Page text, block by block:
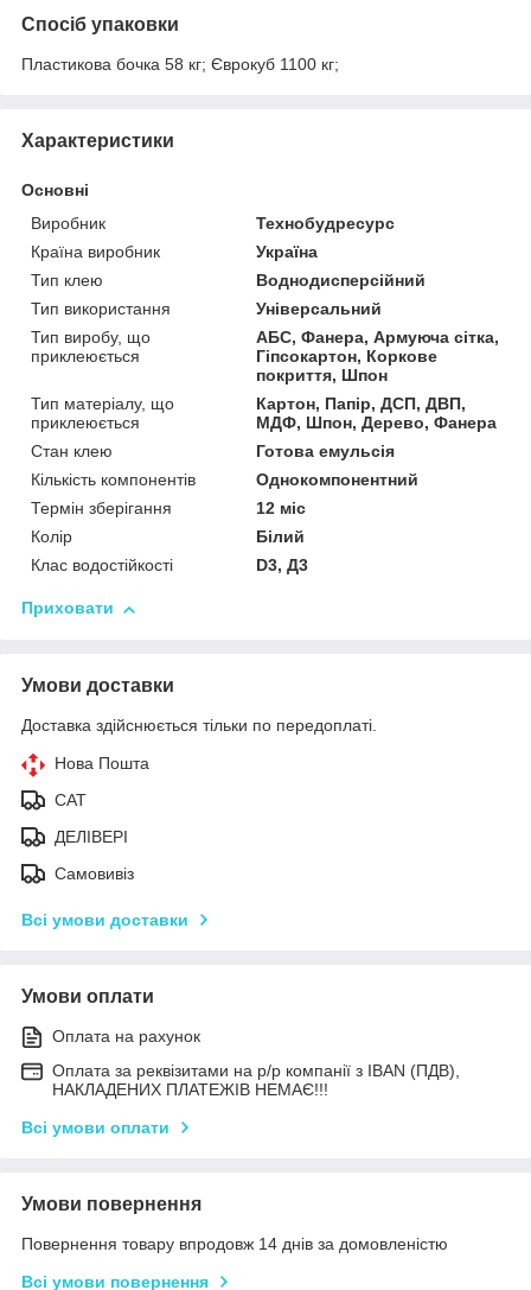
Спосіб упаковки
Пластикова бочка 58 кг; Єврокуб 1100 кг;
Характеристики
Основні
Виробник
Технобудресурс
Країна виробник
Україна
Тип клею
Воднодисперсійний
Тип використання
Універсальний
Тип виробу, що
приклеюється
АБС, Фанера, Армуюча сітка,
Гіпсокартон, Коркове
покриття, Шпон
Тип матеріалу, що
приклеюється
Картон, Папір, ДСП, ДВП,
МДФ, Шпон, Дерево, Фанера
Стан клею
Готова емульсія
Кількість компонентів
Однокомпонентний
Термін зберігання
12 міс
Колір
Білий
Клас водостійкості
D3, Д3
Приховати
Умови доставки
Доставка здійснюється тільки по передоплаті.
Нова Пошта
САТ
ДЕЛІВЕРІ
Самовивіз
Всі умови доставки
Умови оплати
Оплата на рахунок
Оплата за реквізитами на р/р компанії з IBAN (ПДВ),
НАКЛАДЕНИХ ПЛАТЕЖІВ НЕМАЄ!!!
Всі умови оплати
Умови повернення
Повернення товару впродовж 14 днів за домовленістю
Всі умови повернення